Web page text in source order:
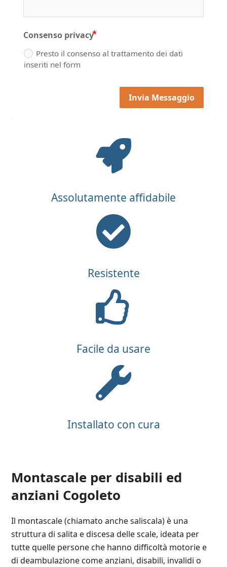
Consenso privacy
Presto il consenso al trattamento dei dati
inseriti nel form
Invia Messaggio
Assolutamente affidabile
Resistente
Facile da usare
Installato con cura
Montascale per disabili ed
anziani Cogoleto
Il montascale (chiamato anche saliscala) è una
struttura di salita e discesa delle scale, ideata per
tutte quelle persone che hanno difficoltà motorie e
di deambulazione come anziani, disabili, invalidi o